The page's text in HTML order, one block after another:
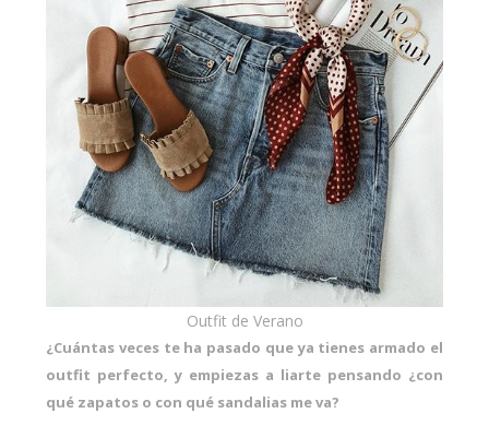
Outfit de Verano
¿Cuántas veces te ha pasado que ya tienes armado el
outfit perfecto, y empiezas a liarte pensando ¿con
qué zapatos o con qué sandalias me va?